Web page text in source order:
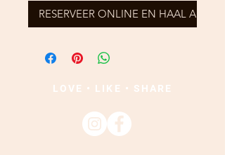
RESERVEER ONLINE EN HAAL AF
LOVE • LIKE • SHARE